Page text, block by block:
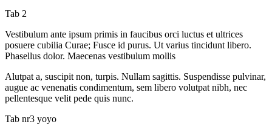
Tab 2
Vestibulum ante ipsum primis in faucibus orci luctus et ultrices
posuere cubilia Curae; Fusce id purus. Ut varius tincidunt libero.
Phasellus dolor. Maecenas vestibulum mollis
Alutpat a, suscipit non, turpis. Nullam sagittis. Suspendisse pulvinar,
augue ac venenatis condimentum, sem libero volutpat nibh, nec
pellentesque velit pede quis nunc.
Tab nr3 yoyo